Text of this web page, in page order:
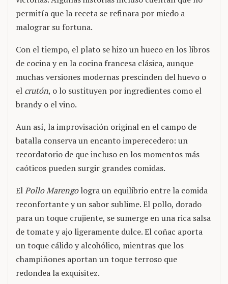
permitía que la receta se refinara por miedo a
malograr su fortuna.
Con el tiempo, el plato se hizo un hueco en los libros
de cocina y en la cocina francesa clásica, aunque
muchas versiones modernas prescinden del huevo o
el crutón, o lo sustituyen por ingredientes como el
brandy o el vino.
Aun así, la improvisación original en el campo de
batalla conserva un encanto imperecedero: un
recordatorio de que incluso en los momentos más
caóticos pueden surgir grandes comidas.
ElPollo Marengologra un equilibrio entre la comida
reconfortante y un sabor sublime. El pollo, dorado
para un toque crujiente, se sumerge en una rica salsa
de tomate y ajo ligeramente dulce. El coñac aporta
un toque cálido y alcohólico, mientras que los
champiñones aportan un toque terroso que
redondea la exquisitez.